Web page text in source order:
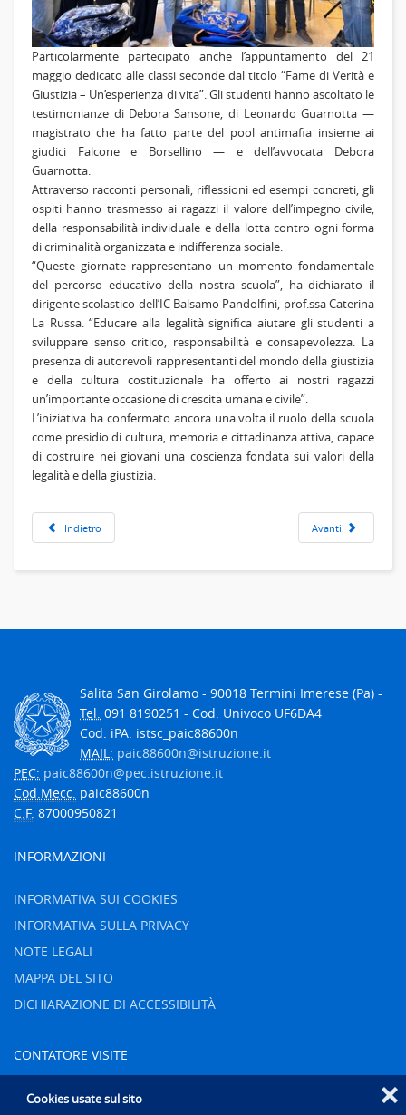
Cookies usate sul sito ❌
Particolarmente partecipato anche l’appuntamento del 21
maggio dedicato alle classi seconde dal titolo “Fame di Verità e
Giustizia – Un’esperienza di vita”. Gli studenti hanno ascoltato le
testimonianze diDebora Sansone, diLeonardo Guarnotta—
magistrato che ha fatto parte del pool antimafia insieme ai
giudici Falcone e Borsellino — e dell’avvocata Debora
Guarnotta.
Attraverso racconti personali, riflessioni ed esempi concreti, gli
ospiti hanno trasmesso ai ragazzi il valore dell’impegno civile,
della responsabilità individuale e della lotta contro ogni forma
di criminalità organizzata e indifferenza sociale.
“Queste giornate rappresentano un momento fondamentale
del percorso educativo della nostra scuola”, ha dichiarato il
dirigente scolastico dell’IC Balsamo Pandolfini, prof.ssa Caterina
La Russa.“Educare alla legalità significa aiutare gli studenti a
sviluppare senso critico, responsabilità e consapevolezza. La
presenza di autorevoli rappresentanti del mondo della giustizia
e della cultura costituzionale ha offerto ai nostri ragazzi
un’importante occasione di crescita umana e civile”.
L’iniziativa ha confermato ancora una volta il ruolo della scuola
come presidio di cultura, memoria e cittadinanza attiva, capace
di costruire nei giovani una coscienza fondata sui valori della
legalità e della giustizia.
Indietro Avanti
Salita San Girolamo - 90018 Termini Imerese (Pa) -
Tel. 091 8190251 - Cod. Univoco UF6DA4
Cod. iPA: istsc_paic88600n
MAIL: paic88600n@istruzione.it
PEC: paic88600n@pec.istruzione.it
Cod.Mecc. paic88600n
C.F. 87000950821
INFORMAZIONI
INFORMATIVA SUI COOKIES
INFORMATIVA SULLA PRIVACY
NOTE LEGALI
MAPPA DEL SITO
DICHIARAZIONE DI ACCESSIBILITÀ
CONTATORE VISITE
Oggi 0